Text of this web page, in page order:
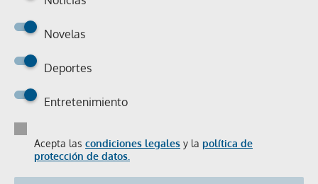
Novelas
Deportes
Entretenimiento
Acepta las condiciones legales y la política de
protección de datos.